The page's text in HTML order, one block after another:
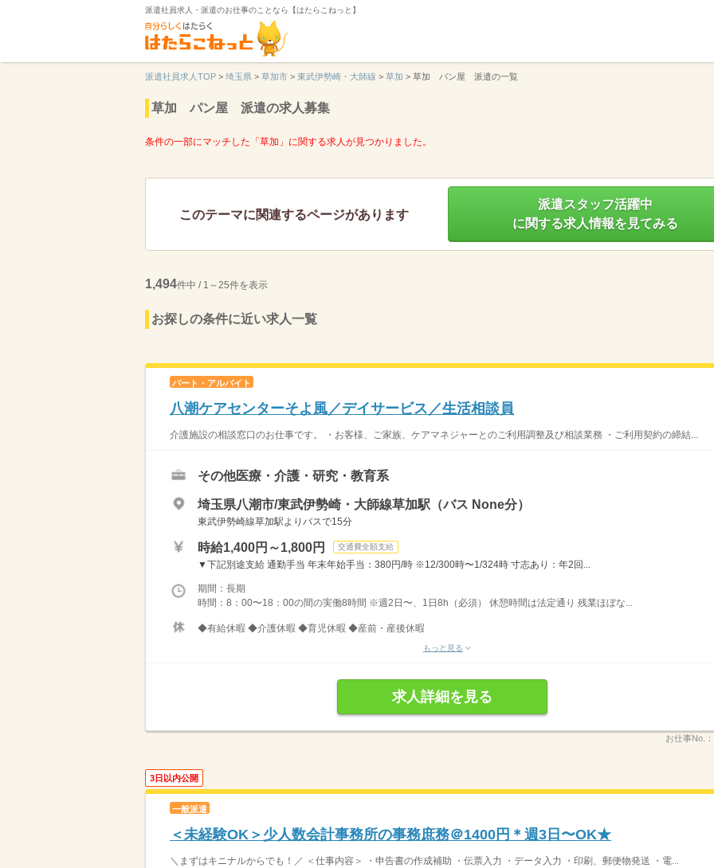
派遣社員求人・派遣のお仕事のことなら【はたらこねっと】
派遣社員求人TOP > 埼玉県 > 草加市 > 東武伊勢崎・大師線 > 草加 > 草加 パン屋 派遣の一覧
草加 パン屋 派遣の求人募集
条件の一部にマッチした「草加」に関する求人が見つかりました。
このテーマに関連するページがあります
派遣スタッフ活躍中
に関する求人情報を見てみる
1,494件中 / 1～25件を表示
お探しの条件に近い求人一覧
パート・アルバイト
八潮ケアセンターそよ風／デイサービス／生活相談員
介護施設の相談窓口のお仕事です。 ・お客様、ご家族、ケアマネジャーとのご利用調整及び相談業務 ・ご利用契約の締結...
その他医療・介護・研究・教育系
埼玉県八潮市/東武伊勢崎・大師線草加駅（バス None分）
東武伊勢崎線草加駅よりバスで15分
時給1,400円～1,800円 交通費全額支給
▼下記別途支給 通勤手当 年末年始手当：380円/時 ※12/300時〜1/324時 寸志あり：年2回...
期間：長期
時間：8：00〜18：00の間の実働8時間 ※週2日〜、1日8h（必須） 休憩時間は法定通り 残業ほぼな...
◆有給休暇 ◆介護休暇 ◆育児休暇 ◆産前・産後休暇
もっと見る
求人詳細を見る
お仕事No.：
3日以内公開
一般派遣
＜未経験OK＞少人数会計事務所の事務庶務＠1400円＊週3日〜OK★
＼まずはキニナルからでも！／ ＜仕事内容＞ ・申告書の作成補助 ・伝票入力 ・データ入力 ・印刷、郵便物発送 ・電...